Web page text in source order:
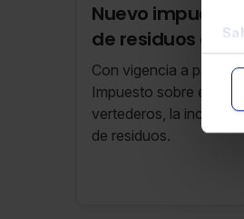
Nuevo impuesto
de residuos en
incineración y la
residuos (RF 14/
2022 al 11 de
Con vigencia a partir
Impuesto sobre el
vertederos, la
de residuos.